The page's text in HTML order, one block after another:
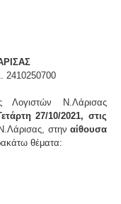
Ν.Λάρισας
27/10/2021, στις
στηναίθουσα
θέματα: